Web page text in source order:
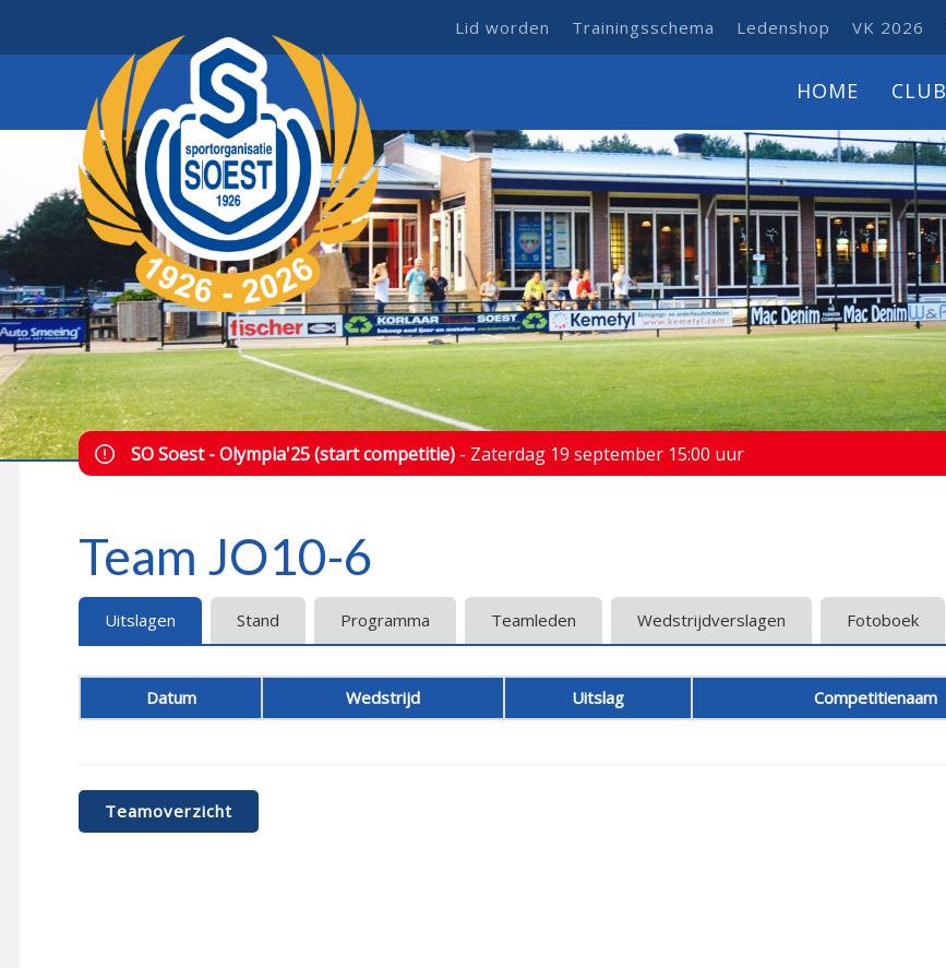
Lid worden Trainingsschema Ledenshop VK 2026
HOME CLUB
SO Soest - Olympia'25 (start competitie) - Zaterdag 19 september 15:00 uur
Team JO10-6
Uitslagen Stand Programma Teamleden Wedstrijdverslagen Fotoboek
Datum Wedstrijd Uitslag Competitienaam
Teamoverzicht